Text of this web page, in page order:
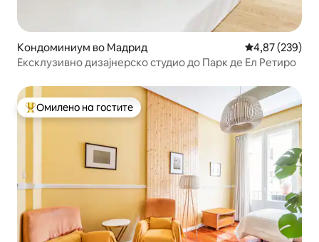
Кондоминиум во Мадрид Просечна
4,87 (239)
Ексклузивно дизајнерско студио до Парк де Ел Ретиро
Меѓу најуспешните „Омилени на гостите“
Омилено на гостите